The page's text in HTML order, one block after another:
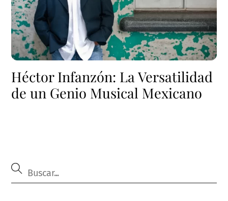
Héctor Infanzón: La Versatilidad
de un Genio Musical Mexicano